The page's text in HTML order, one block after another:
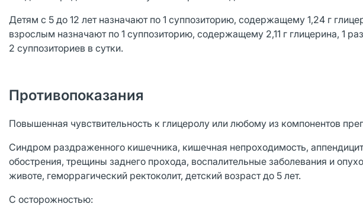
Детям с 5 до 12 лет назначают по 1 суппозиторию, содержащему 1,24 г
взрослым назначают по 1 суппозиторию, содержащему 2,11 г глицерина, 1
2 суппозиториев в сутки.
Противопоказания
Повышенная чувствительность к глицеролу или любому из компонентов
Синдром раздраженного кишечника, кишечная непроходимость,
обострения, трещины заднего прохода, воспалительные заболевания и
животе, геморрагический ректоколит, детский возраст до 5 лет.
С осторожностью: